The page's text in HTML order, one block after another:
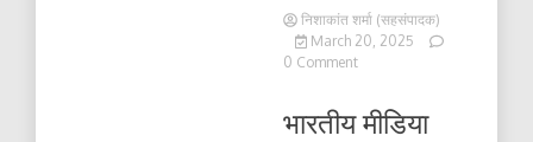
निशाकांत शर्मा (सहसंपादक)
March 20, 2025
0 Commenton
प्रदेश
भारतीय मीडिया